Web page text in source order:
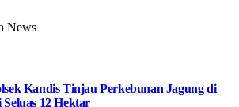
Kandis Tinjau Perkebunan Jagung di
12 Hektar